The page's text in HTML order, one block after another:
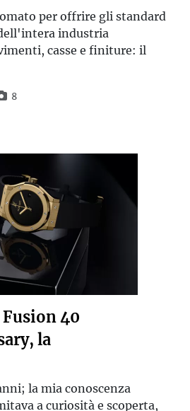
per offrire gli standard
industria
casse e finiture: il
8
40
la
la mia conoscenza
a curiosità e scoperta,